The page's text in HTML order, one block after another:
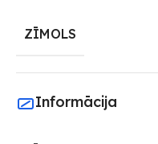
ZĪMOLS
Informācija